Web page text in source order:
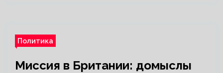
Политика
Миссия в Британии: домыслы